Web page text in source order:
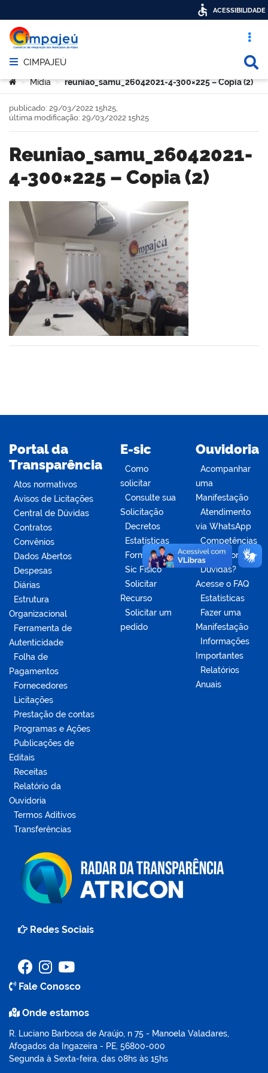
Acesso
Abrir menu principal de navegação
CIMPAJEÚ
Você está aqui:
> Mídia > reuniao_samu_26042021-4-300×225 – Copia (2)
reuniao_samu_26042021-
4-300×225 – Copia (2)
publicado: 29/03/2022 15h25,
última modificação: 29/03/2022 15h25
Portal da
Transparência
Atos normativos
Avisos de Licitações
Central de Dúvidas
Contratos
Convênios
Dados Abertos
Despesas
Diárias
Estrutura
Organizacional
Ferramenta de
Autenticidade
Folha de
Pagamentos
Fornecedores
Licitações
Prestação de contas
Programas e Ações
Publicações de
Editais
Receitas
Relatório da
Ouvidoria
Termos Aditivos
Transferências
E-sic
Como
solicitar
Consulte sua
Solicitação
Decretos
Estatísticas
Formulários
Sic Físico
Solicitar
Recurso
Solicitar um
pedido
Ouvidoria
Acompanhar
uma
Manifestação
Atendimento
via WhatsApp
Competências
da Ouvidoria
Dúvidas?
Acesse o FAQ
Estatísticas
Fazer uma
Manifestação
Informações
Importantes
Relatórios
Anuais
Redes Sociais
Fale Conosco
Onde estamos
R. Luciano Barbosa de Araújo, n 75 - Manoela Valadares,
Afogados da Ingazeira - PE, 56800-000
Segunda à Sexta-feira, das 08hs às 15hs
ACESSIBILIDADE